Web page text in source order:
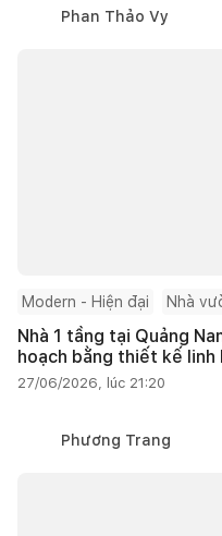
Phan Thảo Vy
Modern - Hiện đại Nhà
Nhà 1 tầng tại Quảng
hoạch bằng thiết kế
27/06/2026, lúc 21:20
Phương Trang